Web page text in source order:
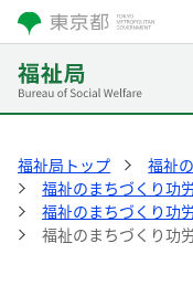
福祉局トップ 福祉
福祉のまちづくり功
福祉のまちづくり功
福祉のまちづくり功